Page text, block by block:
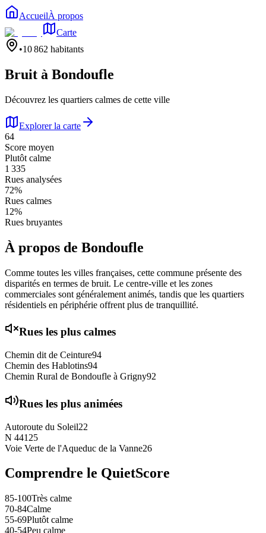
AccueilÀ propos
Carte
•10 862 habitants
Bruit à Bondoufle
Découvrez les quartiers calmes de cette ville
Explorer la carte
64
Score moyen
Plutôt calme
1 335
Rues analysées
72%
Rues calmes
12%
Rues bruyantes
À propos de Bondoufle
Comme toutes les villes françaises, cette commune présente des
disparités en termes de bruit. Le centre-ville et les zones
commerciales sont généralement animés, tandis que les quartiers
résidentiels en périphérie offrent plus de tranquillité.
Rues les plus calmes
Chemin dit de Ceinture94
Chemin des Hablotins94
Chemin Rural de Bondoufle à Grigny92
Rues les plus animées
Autoroute du Soleil22
N 441 25
Voie Verte de l'Aqueduc de la Vanne26
Comprendre le QuietScore
85-100Très calme
70-84Calme
55-69Plutôt calme
40-54Peu calme